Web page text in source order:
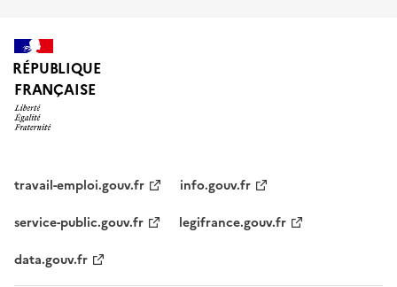
RÉPUBLIQUE
FRANÇAISE
travail-emploi.gouv.fr
info.gouv.fr
service-public.gouv.fr
legifrance.gouv.fr
data.gouv.fr